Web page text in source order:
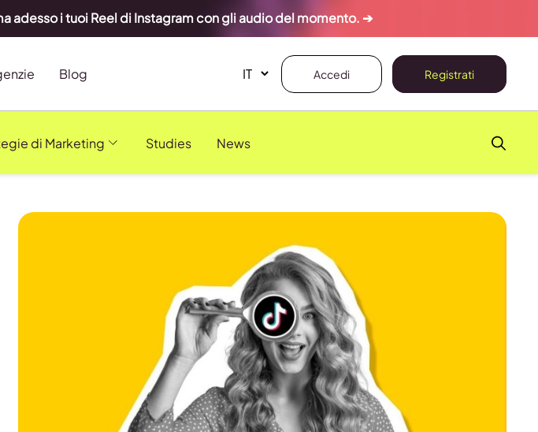
adesso i tuoi Reel di Instagram con gli audio del momento. ➔
Blog Accedi Registrati
di Marketing Studies News